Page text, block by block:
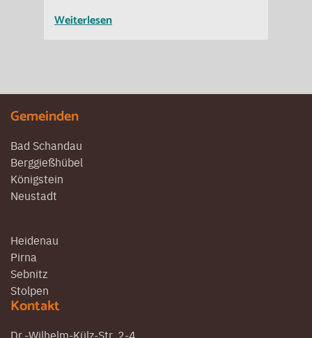
Weiterlesen
Gemeinden
Bad Schandau
Berggießhübel
Königstein
Neustadt
Heidenau
Pirna
Sebnitz
Stolpen
Kontakt
Dr.-Wilhelm-Külz-Str. 2-4